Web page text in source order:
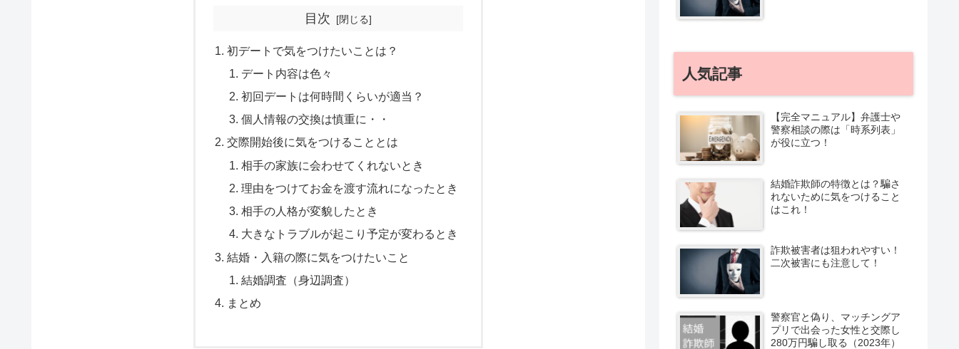
目次
初デートで気をつけたいことは？
デート内容は色々
初回デートは何時間くらいが適当？
個人情報の交換は慎重に・・
交際開始後に気をつけることとは
相手の家族に会わせてくれないとき
理由をつけてお金を渡す流れになったとき
相手の人格が変貌したとき
大きなトラブルが起こり予定が変わるとき
結婚・入籍の際に気をつけたいこと
結婚調査（身辺調査）
まとめ
人気記事
【完全マニュアル】弁護士や
警察相談の際は「時系列表」
が役に立つ！
結婚詐欺師の特徴とは？騙さ
れないために気をつけること
はこれ！
詐欺被害者は狙われやすい！
二次被害にも注意して！
警察官と偽り、マッチングア
プリで出会った女性と交際し
280万円騙し取る（2023年）